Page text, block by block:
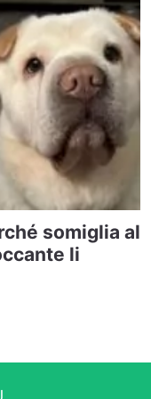
somiglia al
li